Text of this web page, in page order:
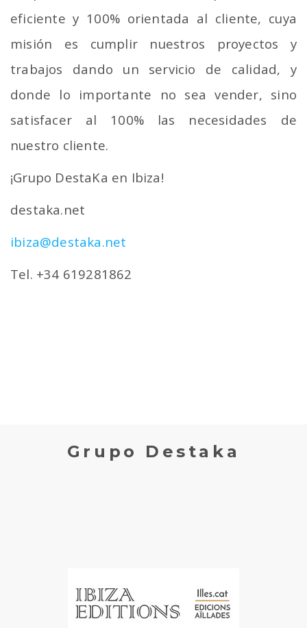
eficiente y 100% orientada al cliente, cuya
misión es cumplir nuestros proyectos y
trabajos dando un servicio de calidad, y
donde lo importante no sea vender, sino
satisfacer al 100% las necesidades de
nuestro cliente.
¡Grupo DestaKa en Ibiza!
destaka.net
ibiza@destaka.net
Tel. +34 619281862
Grupo Destaka